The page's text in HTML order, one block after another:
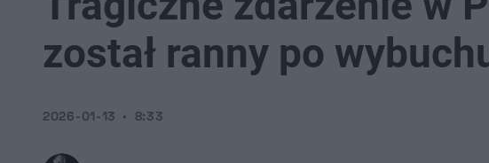
został ranny po
2026-01-13 8:33